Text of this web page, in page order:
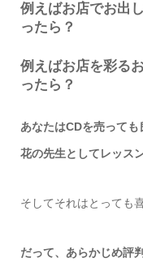
例えばお店でお出
ったら？
例えばお店を彩る
ったら？
あなたはCDを売って
花の先生としてレッス
そしてそれはとっても
だって、あらかじめ評